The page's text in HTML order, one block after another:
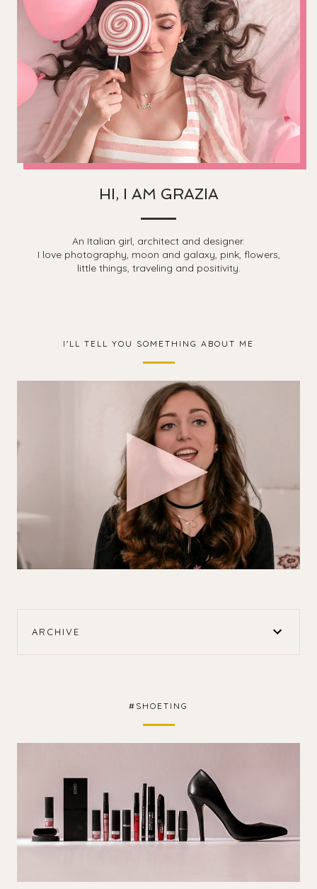
HI, I AM GRAZIA
An Italian girl, architect and designer.
I love photography, moon and galaxy, pink, flowers,
little things, traveling and positivity.
I'LL TELL YOU SOMETHING ABOUT ME
ARCHIVE
#SHOETING